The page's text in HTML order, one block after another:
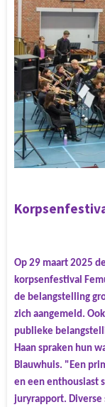
Op 29 maart 2025
korpsenfestival
de belangstelling
zich aangemeld.
publieke
Haan spraken hun
Blauwhuis. "Een
en een enthousiast
juryrapport. Diverse